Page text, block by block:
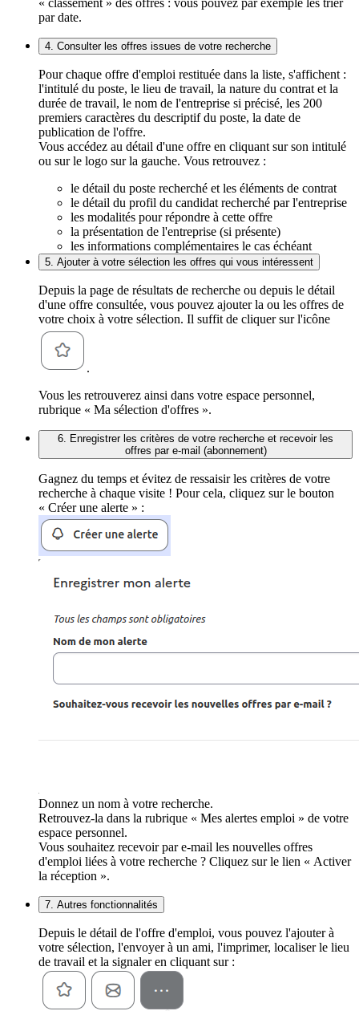
par date.
4. Consulter les offres issues de votre recherche
Pour chaque offre d'emploi restituée dans la liste, s'affichent :
l'intitulé du poste, le lieu de travail, la nature du contrat et la
durée de travail, le nom de l'entreprise si précisé, les 200
premiers caractères du descriptif du poste, la date de
publication de l'offre.
Vous accédez au détail d'une offre en cliquant sur son intitulé
ou sur le logo sur la gauche. Vous retrouvez :
le détail du poste recherché et les éléments de contrat
le détail du profil du candidat recherché par l'entreprise
les modalités pour répondre à cette offre
la présentation de l'entreprise (si présente)
les informations complémentaires le cas échéant
5. Ajouter à votre sélection les offres qui vous intéressent
Depuis la page de résultats de recherche ou depuis le détail
d'une offre consultée, vous pouvez ajouter la ou les offres de
votre choix à votre sélection. Il suffit de cliquer sur l'icône
.
Vous les retrouverez ainsi dans votre espace personnel,
rubrique « Ma sélection d'offres ».
6. Enregistrer les critères de votre recherche et recevoir les
offres par e-mail (abonnement)
Gagnez du temps et évitez de ressaisir les critères de votre
recherche à chaque visite ! Pour cela, cliquez sur le bouton
« Créer une alerte » :
Donnez un nom à votre recherche.
Retrouvez-la dans la rubrique « Mes alertes emploi » de votre
espace personnel.
Vous souhaitez recevoir par e-mail les nouvelles offres
d'emploi liées à votre recherche ? Cliquez sur le lien « Activer
la réception ».
7. Autres fonctionnalités
Depuis le détail de l'offre d'emploi, vous pouvez l'ajouter à
votre sélection, l'envoyer à un ami, l'imprimer, localiser le lieu
de travail et la signaler en cliquant sur :